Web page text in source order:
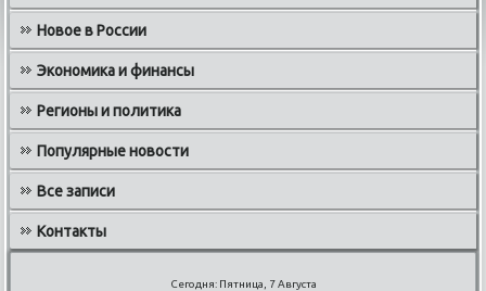
Новое в России
Экономика и финансы
Регионы и политика
Популярные новости
Все записи
Контакты
Сегодня: Пятница, 7 Августа